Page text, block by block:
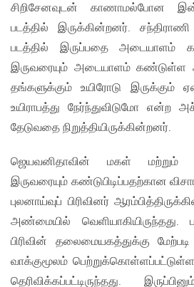
சிறிசேனவுடன் காணாமல்போன
படத்தில் இருக்கின்றனர்.
படத்தில் இருப்பதை அடையாளம்
இருவரையும் அடையாளம் கண்டுள்ள
தங்களுக்கும் உயிரோடு இருக்கும்
உயிராபத்து நேர்ந்துவிடுமோ என்ற
தேடுவதை நிறுத்தியிருக்கின்றனர்.
ஜெயவனிதாவின் மகள் மற்றும்
இருவரையும் கண்டுபிடிப்பதற்கான
புலனாய்வுப் பிரிவினர்
அண்மையில் வெளியாகியிருந்தது.
பிரிவின் தலைமையகத்துக்கு
வாக்குமூலம்
தெரிவிக்கப்பட்டிருந்தது.